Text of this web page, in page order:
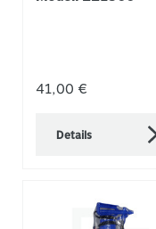
41,00 €
Details